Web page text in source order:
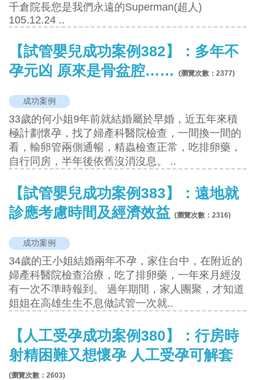
千倉院長您是我們永遠的Superman(超人)
105.12.24 ..
【試管嬰兒成功案例382】：多年不
孕元凶 原來是骨盆腔……
(瀏覽次數：2377)
成功案例
33歲的何小姐9年前就結婚屬於早婚，近五年來積
極計劃懷孕，找了婦產科醫院檢查，一間換一間的
看，輸卵管兩側通暢，精蟲檢查正常，吃排卵藥，
自行同房，半年後依舊沒消沒息。 ..
【試管嬰兒成功案例383】：遠地就
診應考慮時間及經濟效益 (瀏覽次數：2316)
成功案例
34歲的王小姐結婚兩年不孕，家住台中，在附近的
婦產科醫院檢查治療，吃了排卵藥，一年來月經沒
有一次不準時報到。 過年期間，家人團聚，才知道
姐姐在高雄生生不息做試管一次就..
【人工受孕成功案例380】：行房時
射精困難又想懷孕 人工受孕可解套
(瀏覽次數：2603)